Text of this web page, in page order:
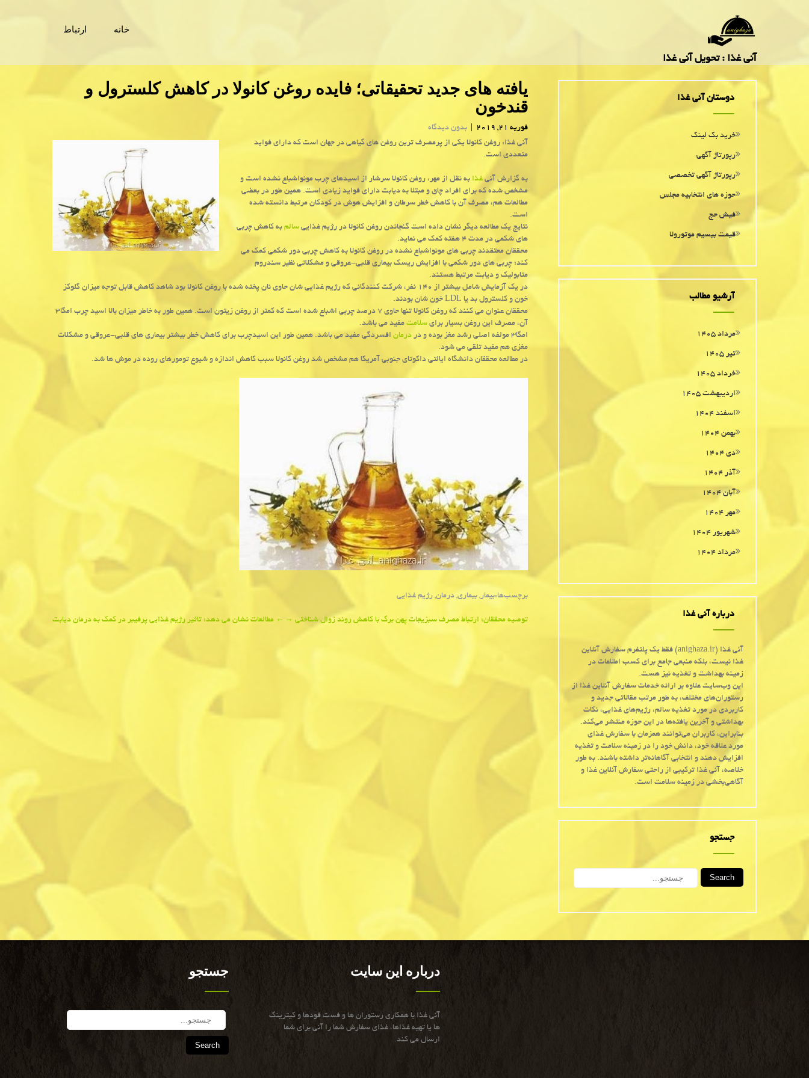
آنی غذا : تحویل آنی غذا
خانه ارتباط
یافته های جدید تحقیقاتی؛ فایده روغن كانولا در كاهش كلسترول و
قندخون
فوریه 21, 2019
بدون دیدگاه
آنی غذا: روغن كانولا یكی از پرمصرف ترین روغن های گیاهی در جهان است كه دارای فواید
متعددی است.
به گزارش آنیغذا به نقل از مهر، روغن كانولا سرشار از اسیدهای چرب مونواشباع نشده است و
مشخص شده كه برای افراد چاق و مبتلا به دیابت دارای فواید زیادی است. همین طور در بعضی
مطالعات هم، مصرف آن با كاهش خطر سرطان و افزایش هوش در كودكان مرتبط دانسته شده
است.
نتایج یك مطالعه دیگر نشان داده است گنجاندن روغن كانولا در رژیم غذایی سالم به كاهش چربی
های شكمی در مدت ۴ هفته كمك می نماید.
محققان معتقدند چربی های مونواشباع نشده در روغن كانولا به كاهش چربی دور شكمی كمك می
كند؛ چربی های دور شكمی با افزایش ریسك بیماری قلبی-عروقی و مشكلاتی نظیر سندروم
متابولیك و دیابت مرتبط هستند.
در یك آزمایش شامل بیشتر از ۱۴۰ نفر، شركت كنندگانی كه رژیم غذایی شان حاوی نان پخته شده با روغن كانولا بود شاهد كاهش قابل توجه میزان گلوكز
خون و كلسترول بد یا LDL خون شان بودند.
محققان عنوان می كنند كه روغن كانولا تنها حاوی ۷ درصد چربی اشباع شده است كه كمتر از روغن زیتون است. همین طور به خاطر میزان بالا اسید چرب امگا۳
آن، مصرف این روغن بسیار برای سلامت مفید می باشد.
امگا۳ مولفه اصلی رشد مغز بوده و در
درمان افسردگی مفید می باشد. همین طور این اسیدچرب برای كاهش خطر بیشتر بیماری های قلبی-عروقی و مشكلات
مغزی هم مفید تلقی می شود.
در مطالعه محققان دانشگاه ایالتی داكوتای جنوبی آمریكا هم مشخص شد روغن كانولا سبب كاهش اندازه و شیوع تومورهای روده در موش ها شد.
برچسب‌ها:بیمار, بیماری, درمان, رژیم غذایی
Post
← مطالعات نشان می دهد؛ تاثیر رژیم غذایی پرفیبر در كمك به درمان دیابت توصیه محققان؛ ارتباط مصرف سبزیجات پهن برگ با كاهش روند زوال شناختی →
دوستان آنی غذا
خرید بک لینک
رپورتاژ آگهی
رپورتاژ آگهی تخصصی
حوزه های انتخابیه مجلس
فیش حج
قیمت بیسیم موتورولا
آرشیو مطالب
مرداد ۱۴۰۵
تیر ۱۴۰۵
خرداد ۱۴۰۵
اردیبهشت ۱۴۰۵
اسفند ۱۴۰۴
بهمن ۱۴۰۴
دی ۱۴۰۴
آذر ۱۴۰۴
آبان ۱۴۰۴
مهر ۱۴۰۴
شهریور ۱۴۰۴
مرداد ۱۴۰۴
درباره آنی غذا
آنی غذا (anighaza.ir) فقط یک پلتفرم سفارش آنلاین
غذا نیست، بلکه منبعی جامع برای کسب اطلاعات در
زمینه بهداشت و تغذیه نیز هست.
این وب‌سایت علاوه بر ارائه خدمات سفارش آنلاین غذا از
رستوران‌های مختلف، به طور مرتب مقالاتی جدید و
کاربردی در مورد تغذیه سالم، رژیم‌های غذایی، نکات
بهداشتی و آخرین یافته‌ها در این حوزه منتشر می‌کند.
بنابراین، کاربران می‌توانند همزمان با سفارش غذای
مورد علاقه خود، دانش خود را در زمینه سلامت و تغذیه
افزایش دهند و انتخابی آگاهانه‌تر داشته باشند. به طور
خلاصه، آنی غذا ترکیبی از راحتی سفارش آنلاین غذا و
آگاهی‌بخشی در زمینه سلامت است.
جستجو
Search
جستجو درباره این سایت
آنی غذا با همكاری رستوران ها و فست فودها و كیترینگ
ها یا تهیه غذاها، غذای سفارش شما را آنی برای شما
ارسال می كند.